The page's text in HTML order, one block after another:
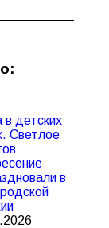
в детских
Светлое
в